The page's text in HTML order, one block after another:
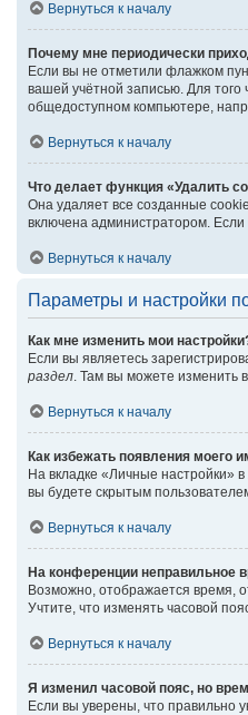
Вернуться к началу
Почему мне периодически
Если вы не отметили флажком
вашей учётной записью. Для
общедоступном компьютере,
Вернуться к началу
Что делает функция «Удалить
Она удаляет все созданные
включена администратором.
Вернуться к началу
Параметры и настройки
Как мне изменить мои
Если вы являетесь
раздел. Там вы можете изменить
Вернуться к началу
Как избежать появления моего
На вкладке «Личные настройки»
вы будете скрытым
Вернуться к началу
На конференции неправильное
Возможно, отображается время,
Учтите, что изменять часовой
Вернуться к началу
Я изменил часовой пояс, но
Если вы уверены, что правильно